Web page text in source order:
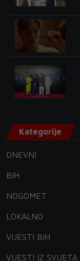
Kategorije
DNEVNI
BIH
NOGOMET
LOKALNO
VIJESTI BIH
VIJESTI IZ SVIJETA